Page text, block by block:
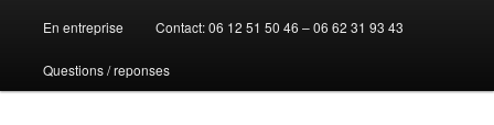
au
contenu
En entreprise Contact: 06 12 51 50 46 – 06 62 31 93 43
Questions / reponses